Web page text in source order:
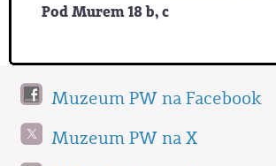
Pod Murem 18 b, c
Muzeum PW na Facebook
Muzeum PW na X